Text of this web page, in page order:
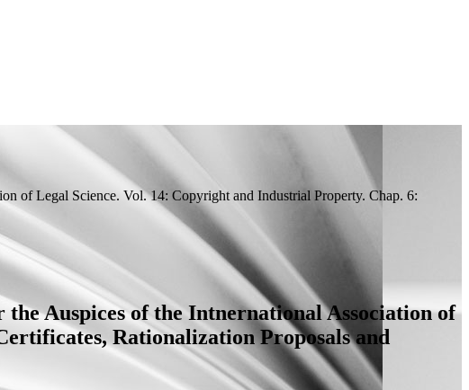
of Legal Science. Vol. 14: Copyright and Industrial Property. Chap. 6:
Auspices of the Intnernational Association of
Rationalization Proposals and